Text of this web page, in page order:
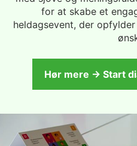
for at skabe et
heldagsevent, der
Hør mere → Start